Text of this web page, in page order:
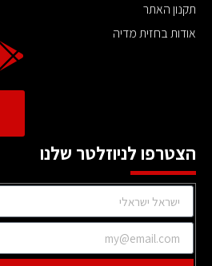
תקנון האתר
אודות בחזית מדיה
הצטרפו לניוזלטר שלנו